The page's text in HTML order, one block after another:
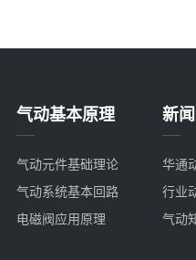
气动基本原理
气动元件基础理论
气动系统基本回路
电磁阀应用原理
新
华通
行业
气动